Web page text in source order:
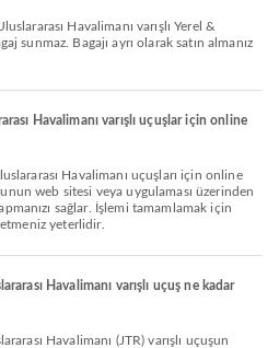
sunmaz. Bagajı ayrı olarak satın almanız
Havalimanı varışlı uçuşlar için online
web sitesi veya uygulaması üzerinden
sağlar. İşlemi tamamlamak için
yeterlidir.
Havalimanı varışlı uçuş ne kadar